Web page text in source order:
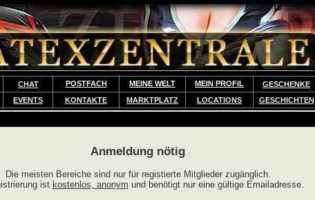
CHAT POSTFACH MEINE WELT MEIN PROFIL GESCHENKE
EVENTS KONTAKTE MARKTPLATZ LOCATIONS GESCHICHTEN
Anmeldung nötig
Die meisten Bereiche sind nur für registierte Mitglieder zugänglich.
ist kostenlos, anonym und benötigt nur eine gültige Emailadresse.